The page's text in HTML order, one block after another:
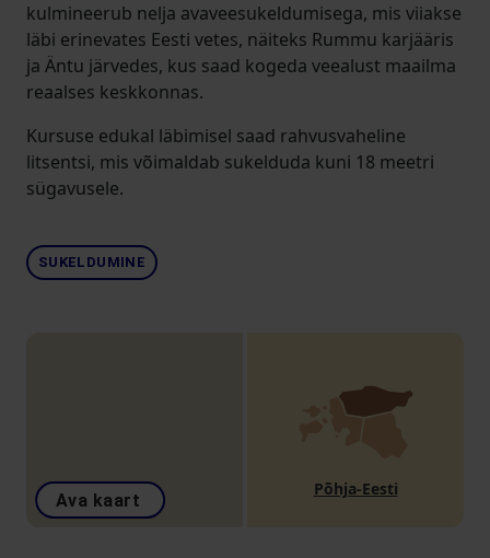
kulmineerub nelja avaveesukeldumisega, mis viiakse
läbi erinevates Eesti vetes, näiteks Rummu karjääris
ja Äntu järvedes, kus saad kogeda veealust maailma
reaalses keskkonnas.
Kursuse edukal läbimisel saad rahvusvaheline
litsentsi, mis võimaldab sukelduda kuni 18 meetri
sügavusele.
SUKELDUMINE
Ava kaart
Põhja-Eesti